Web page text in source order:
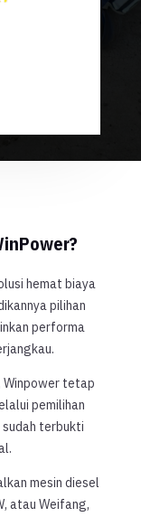
hemat biaya
pilihan
performa
Winpower tetap
pemilihan
terbukti
mesin diesel
atau Weifang,